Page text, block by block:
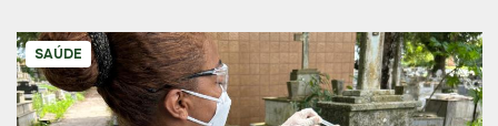
SAÚDE